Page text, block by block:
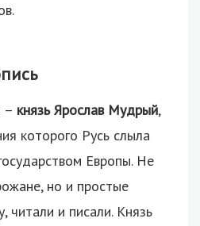
– князь Ярослав Мудрый,
которого Русь слыла
Европы. Не
но и простые
читали и писали. Князь